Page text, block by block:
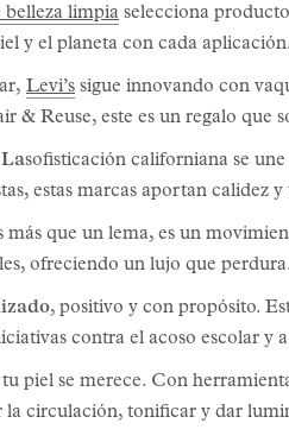
belleza limpia selecciona
y el planeta con cada aplicación.
Levi’s sigue innovando con
& Reuse, este es un regalo que
Lasofisticación californiana se
estas marcas aportan calidez
más que un lema, es un
ofreciendo un lujo que perdura.
, positivo y con propósito.
contra el acoso escolar y
piel se merece. Con
la circulación, tonificar y dar